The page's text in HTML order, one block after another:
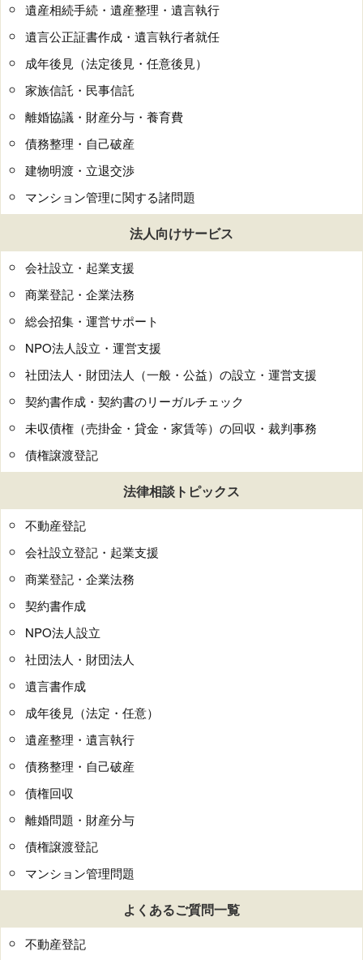
遺産相続手続・遺産整理・遺言執行
遺言公正証書作成・遺言執行者就任
成年後見（法定後見・任意後見）
家族信託・民事信託
離婚協議・財産分与・養育費
債務整理・自己破産
建物明渡・立退交渉
マンション管理に関する諸問題
法人向けサービス
会社設立・起業支援
商業登記・企業法務
総会招集・運営サポート
NPO法人設立・運営支援
社団法人・財団法人（一般・公益）の設立・運営支援
契約書作成・契約書のリーガルチェック
未収債権（売掛金・貸金・家賃等）の回収・裁判事務
債権譲渡登記
法律相談トピックス
不動産登記
会社設立登記・起業支援
商業登記・企業法務
契約書作成
NPO法人設立
社団法人・財団法人
遺言書作成
成年後見（法定・任意）
遺産整理・遺言執行
債務整理・自己破産
債権回収
離婚問題・財産分与
債権譲渡登記
マンション管理問題
よくあるご質問一覧
不動産登記